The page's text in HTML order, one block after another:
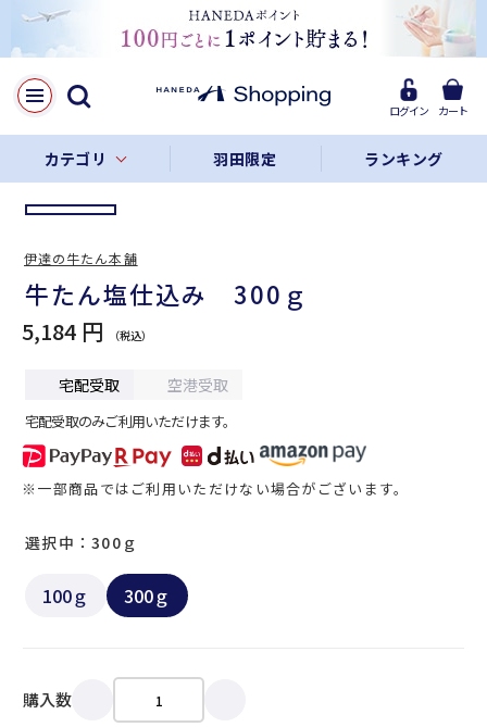
ログイン カート
カテゴリ 羽田限定 ランキング
LINE
Facebook
リンクをコピー
牛たん塩仕込み 300ｇ
5,184 円
宅配受取 空港受取
宅配受取のみご利用いただけます。
※一部商品ではご利用いただけない場合がございます。
100ｇ 300ｇ
選択中：300ｇ
購入数
伊達の牛たん本舗